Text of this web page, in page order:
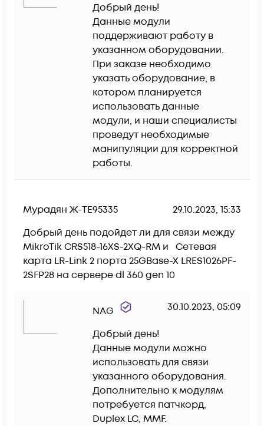
Добрый день!
Данные модули
поддерживают работу в
указанном оборудовании.
При заказе необходимо
указать оборудование, в
котором планируется
использовать данные
модули, и наши специалисты
проведут необходимые
манипуляции для корректной
работы.
Мурадян Ж-TE95335
29.10.2023, 15:33
Добрый день подойдет ли для связи между
MikroTik CRS518-16XS-2XQ-RM и   Сетевая
карта LR-Link 2 порта 25GBase-X LRES1026PF-
2SFP28 на сервере dl 360 gen 10
NAG 30.10.2023, 05:09
Добрый день!
Данные модули можно
использовать для связи
указанного оборудования.
Дополнительно к модулям
потребуется патчкорд,
Duplex LC, MMF.